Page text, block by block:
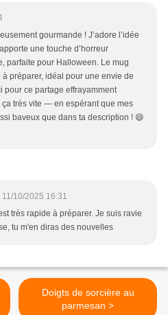
gourmande ! J’adore l’idée
une touche d’horreur
parfaite pour Halloween. Le mug
à préparer, idéal pour une envie de
pour ce partage effrayamment
très vite — en espérant que mes
baveux que dans ta description ! 😄
11/10/2025 16:31
très rapide à préparer. Je suis ravie
tu m'en diras des nouvelles
Doigts de sorcière au
parmesan >